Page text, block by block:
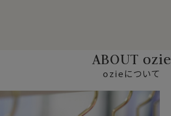
ABOUT ozie
ozieについて